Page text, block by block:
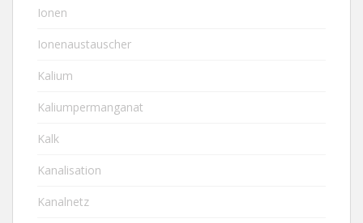
Ionen
Ionenaustauscher
Kalium
Kaliumpermanganat
Kalk
Kanalisation
Kanalnetz